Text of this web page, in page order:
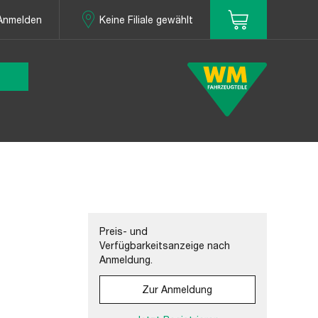
Keine Filiale gewählt
Preis- und
Verfügbarkeitsanzeige nach
Anmeldung.
Zur Anmeldung